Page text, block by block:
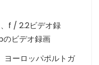
f / 2.2ビデオ録
のビデオ録画
ヨーロッパポルトガ